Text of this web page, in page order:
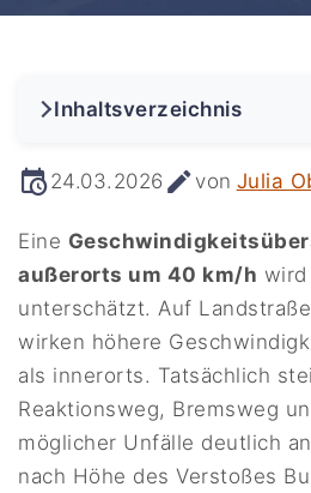
24.03.2026 von Julia
Eine
außerorts um 40 km/h
unterschätzt. Auf
wirken höhere
als innerorts. Tatsächlich
Reaktionsweg, Bremsweg
möglicher Unfälle deutlich
nach Höhe des Verstoßes
Inhaltsverzeichnis